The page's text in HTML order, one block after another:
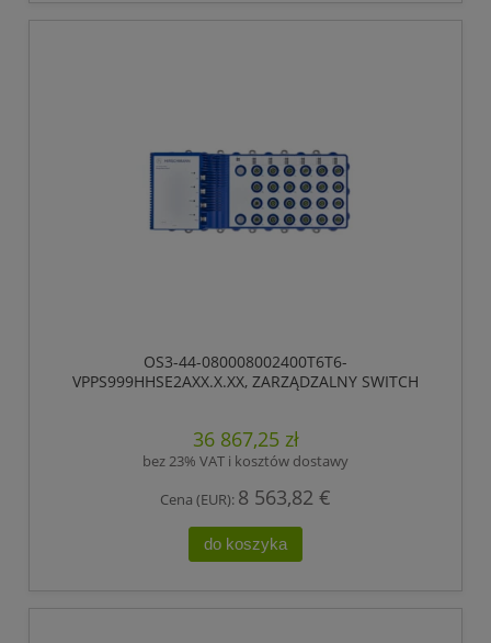
OS3-44-080008002400T6T6-
VPPS999HHSE2AXX.X.XX, ZARZĄDZALNY SWITCH
ZGODNY Z IEEE 802.3AT (ZASILANIE WBUDOWANE
POE +), ELEKTRYCZNE PORTY UPLINK GIGABIT
36 867,25 zł
bez 23% VAT i kosztów dostawy
Cena (EUR): 8 563,82 €
do koszyka